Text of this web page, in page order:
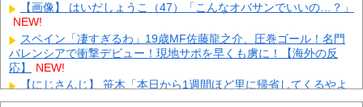
【画像】 はいだしょうこ（47）「こんなオバサンでいいの…？」
NEW!
スペイン「凄すぎるわ」19歳MF佐藤龍之介、圧巻ゴール！名門
バレンシアで衝撃デビュー！現地サポを早くも虜に！【海外の反
応】
NEW!
【にじさんじ】 笹木「本日から1週間ほど里に帰省してくるやよ
～。久々に京都満喫してくるっ！」 NEW!